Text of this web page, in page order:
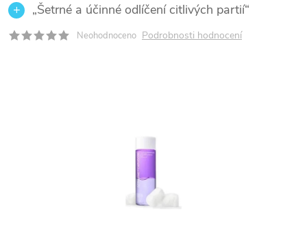
„Šetrné a účinné odlíčení citlivých partií“
Neohodnoceno Podrobnosti hodnocení